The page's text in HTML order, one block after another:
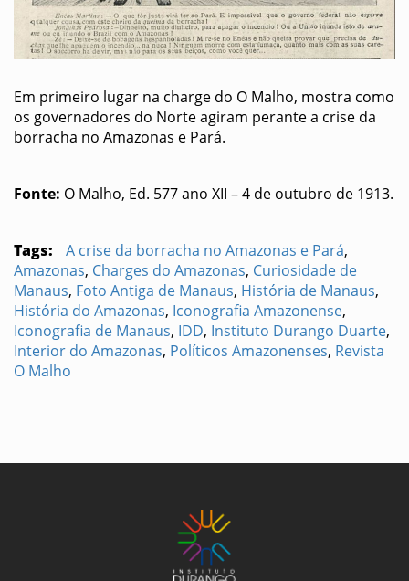
Em primeiro lugar na charge do O Malho, mostra como
os governadores do Norte agiram perante a crise da
borracha no Amazonas e Pará.
Fonte: O Malho, Ed. 577 ano XII – 4 de outubro de 1913.
Tags: A crise da borracha no Amazonas e Pará,
Amazonas, Charges do Amazonas, Curiosidade de
Manaus, Foto Antiga de Manaus, História de Manaus,
História do Amazonas, Iconografia Amazonense,
Iconografia de Manaus, IDD, Instituto Durango Duarte,
Interior do Amazonas, Políticos Amazonenses, Revista
O Malho